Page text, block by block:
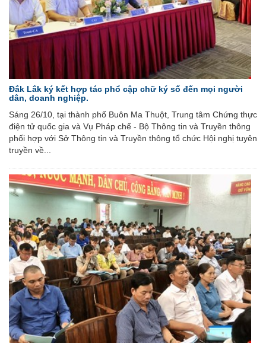
Đắk Lắk ký kết hợp tác phổ cập chữ ký số đến mọi người
dân, doanh nghiệp.
Sáng 26/10, tại thành phố Buôn Ma Thuột, Trung tâm Chứng thực
điện tử quốc gia và Vụ Pháp chế - Bộ Thông tin và Truyền thông
phối hợp với Sở Thông tin và Truyền thông tổ chức Hội nghị tuyên
truyền về...